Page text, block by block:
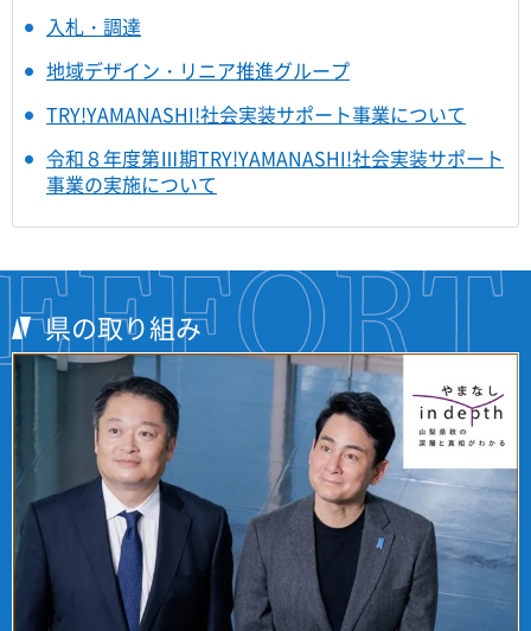
入札・調達
地域デザイン・リニア推進グループ
TRY!YAMANASHI!社会実装サポート事業について
令和８年度第Ⅲ期TRY!YAMANASHI!社会実装サポート
事業の実施について
県の取り組み